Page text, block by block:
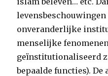
onveranderlijke
menselijke
geïnstitutionaliseerd
bepaalde functies). De